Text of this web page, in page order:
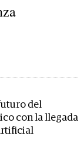
del
con la llegada